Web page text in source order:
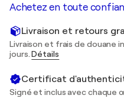
Achetez en toute
Livraison et retours
Livraison et frais de douane
jours.Détails
Certificat
Signé et inclus avec chaque